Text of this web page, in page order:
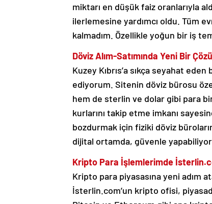
miktarı en düşük faiz oranlarıyla
ilerlemesine yardımcı oldu. Tüm
kalmadım. Özellikle yoğun bir iş
Döviz Alım-Satımında Yeni Bir
Kuzey Kıbrıs’a sıkça seyahat
ediyorum. Sitenin döviz bürosu
hem de sterlin ve dolar gibi para
kurlarını takip etme imkanı
bozdurmak için fiziki döviz
dijital ortamda, güvenle
Kripto Para İşlemlerimde
Kripto para piyasasına yeni adım
İsterlin.com’un kripto ofisi,